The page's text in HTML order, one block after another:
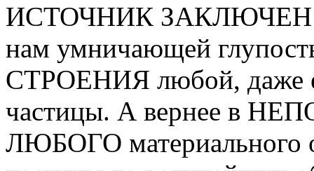
ИСТОЧНИК ЗАКЛЮЧЕН
нам умничающей
СТРОЕНИЯ любой, даже
частицы. А вернее в
ЛЮБОГО материального